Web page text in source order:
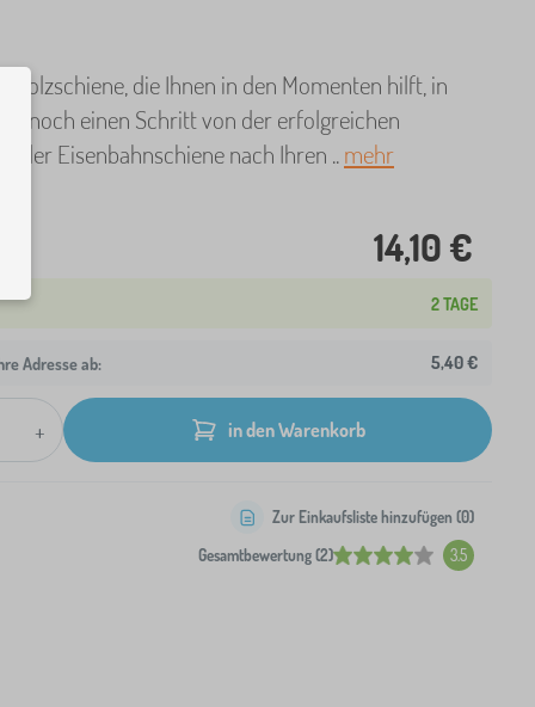
Holzschiene, die Ihnen in den Momenten hilft, in
noch einen Schritt von der erfolgreichen
der Eisenbahnschiene nach Ihren ..mehr
14,10 €
2 TAGE
Adresse ab: 5,40 €
+ in den Warenkorb
Gesamtbewertung (2) 3.5
Zur Einkaufsliste hinzufügen (0)